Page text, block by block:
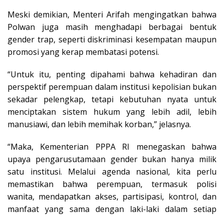
Meski demikian, Menteri Arifah mengingatkan bahwa
Polwan juga masih menghadapi berbagai bentuk
gender trap, seperti diskriminasi kesempatan maupun
promosi yang kerap membatasi potensi.
“Untuk itu, penting dipahami bahwa kehadiran dan
perspektif perempuan dalam institusi kepolisian bukan
sekadar pelengkap, tetapi kebutuhan nyata untuk
menciptakan sistem hukum yang lebih adil, lebih
manusiawi, dan lebih memihak korban,” jelasnya.
“Maka, Kementerian PPPA RI menegaskan bahwa
upaya pengarusutamaan gender bukan hanya milik
satu institusi. Melalui agenda nasional, kita perlu
memastikan bahwa perempuan, termasuk polisi
wanita, mendapatkan akses, partisipasi, kontrol, dan
manfaat yang sama dengan laki-laki dalam setiap